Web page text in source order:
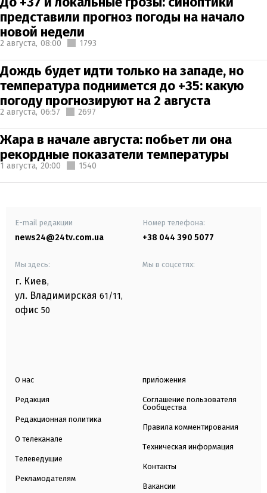
представили прогноз погоды на начало
новой недели
2 августа, 08:00 1793
Дождь будет идти только на западе, но
температура поднимется до +35: какую
погоду прогнозируют на 2 августа
2 августа, 06:57 2697
Жара в начале августа: побьет ли она
рекордные показатели температуры
1 августа, 20:00 1540
E-mail редакции
news24@24tv.com.ua
Номер телефона:
+38 044 390 5077
Мы здесь:
г. Киев,
ул. Владимирская 61/11,
офис 50
Мы в соцсетях:
О нас
Редакция
Редакционная политика
О телеканале
Телеведущие
Рекламодателям
приложения
Соглашение пользователя
Сообщества
Правила комментирования
Техническая информация
Контакты
Вакансии